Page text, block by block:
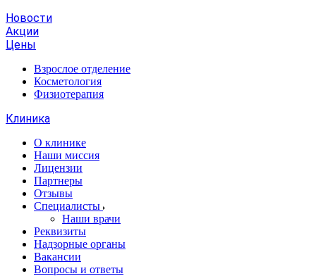
Новости
Акции
Цены
Взрослое отделение
Косметология
Физиотерапия
Клиника
О клинике
Наши миссия
Лицензии
Партнеры
Отзывы
Специалисты
Наши врачи
Реквизиты
Надзорные органы
Вакансии
Вопросы и ответы